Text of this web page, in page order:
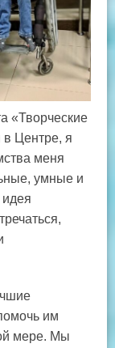
«Творческие
в Центре, я
меня
умные и
идея
им
мере. Мы